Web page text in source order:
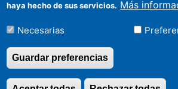
Contacto
Cómo llegar
haya hecho de sus servicios. Más
Necesarias
Guardar preferencias